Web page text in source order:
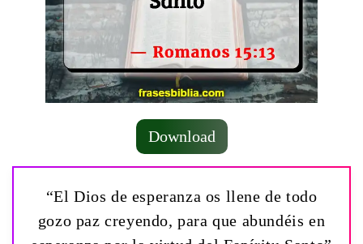
Download
“El Dios de esperanza os llene de todo
gozo paz creyendo, para que abundéis en